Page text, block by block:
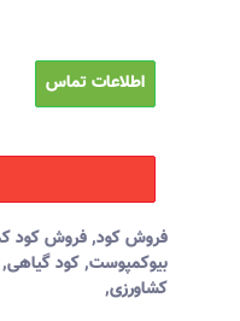
اطلاعات تماس
فروش کود,فروش کود
بیوکمپوست,کود گیاهی,
کشاورزی,